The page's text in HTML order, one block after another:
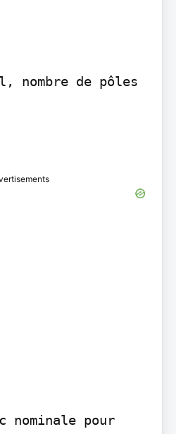
nombre de pôles
nominale pour